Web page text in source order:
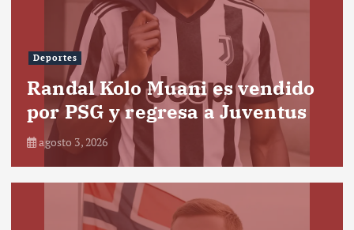
Deportes
Randal Kolo Muani es vendido
por PSG y regresa a Juventus
agosto 3, 2026